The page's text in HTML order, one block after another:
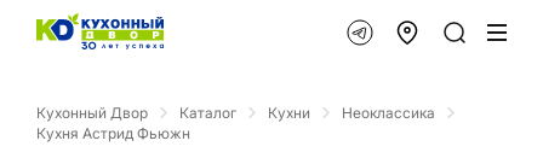
Кухонный Двор Каталог Кухни
Неоклассика
Кухня Астрид Фьюжн